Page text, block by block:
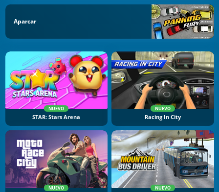
Aparcar
NUEVO
STAR: Stars Arena
NUEVO
Racing In City
NUEVO NUEVO